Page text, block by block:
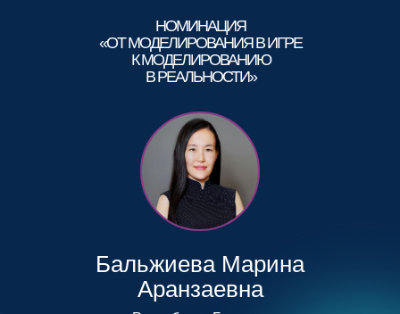
НОМИНАЦИЯ
«ОТ МОДЕЛИРОВАНИЯ В ИГРЕ
К МОДЕЛИРОВАНИЮ
В РЕАЛЬНОСТИ»
Бальжиева Марина
Аранзаевна